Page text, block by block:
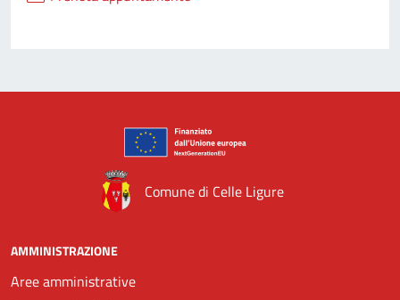
Comune di Celle Ligure
AMMINISTRAZIONE
Aree amministrative